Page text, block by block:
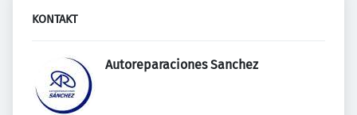
KONTAKT
Autoreparaciones Sanchez